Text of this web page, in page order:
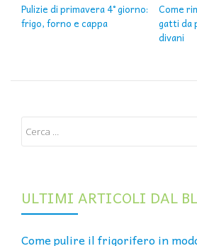
Pulizie di primavera 4° giorno:
frigo, forno e cappa
Come
gatti da
divani
ULTIMI ARTICOLI DAL
Come pulire il frigorifero in